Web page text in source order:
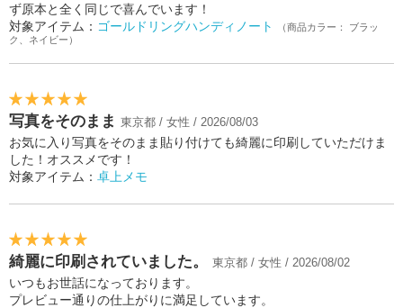
ず原本と全く同じで喜んでいます！
対象アイテム： ゴールドリングハンディノート
（商品カラー： ブラッ
ク、ネイビー）
写真をそのまま 東京都 / 女性 / 2026/08/03
お気に入り写真をそのまま貼り付けても綺麗に印刷していただけま
した！オススメです！
対象アイテム： 卓上メモ
綺麗に印刷されていました。 東京都 / 女性 / 2026/08/02
いつもお世話になっております。
プレビュー通りの仕上がりに満足しています。